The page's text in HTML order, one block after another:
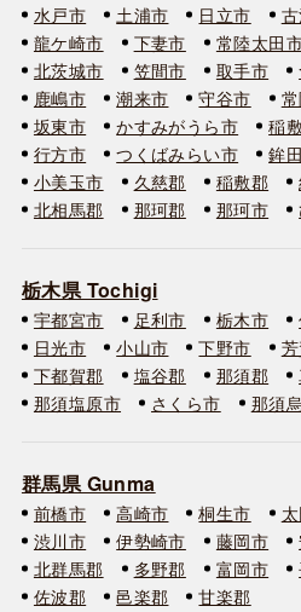
水戸市 土浦市 日立市
龍ケ崎市
下妻市 常陸太田
北茨城市
笠間市 取手市
鹿嶋市
潮来市 守谷市
坂東市
かすみがうら市 稲
行方市
つくばみらい市 鉾
小美玉市
久慈郡 稲敷郡
北相馬郡
那珂郡 那珂市
栃木県 Tochigi
宇都宮市 足利市 栃木市
日光市
小山市 下野市
下都賀郡
塩谷郡 那須郡
那須塩原市
さくら市 那須
群馬県 Gunma
前橋市 高崎市 桐生市
渋川市
伊勢崎市 藤岡市
北群馬郡
多野郡 富岡市
佐波郡
邑楽郡 甘楽郡